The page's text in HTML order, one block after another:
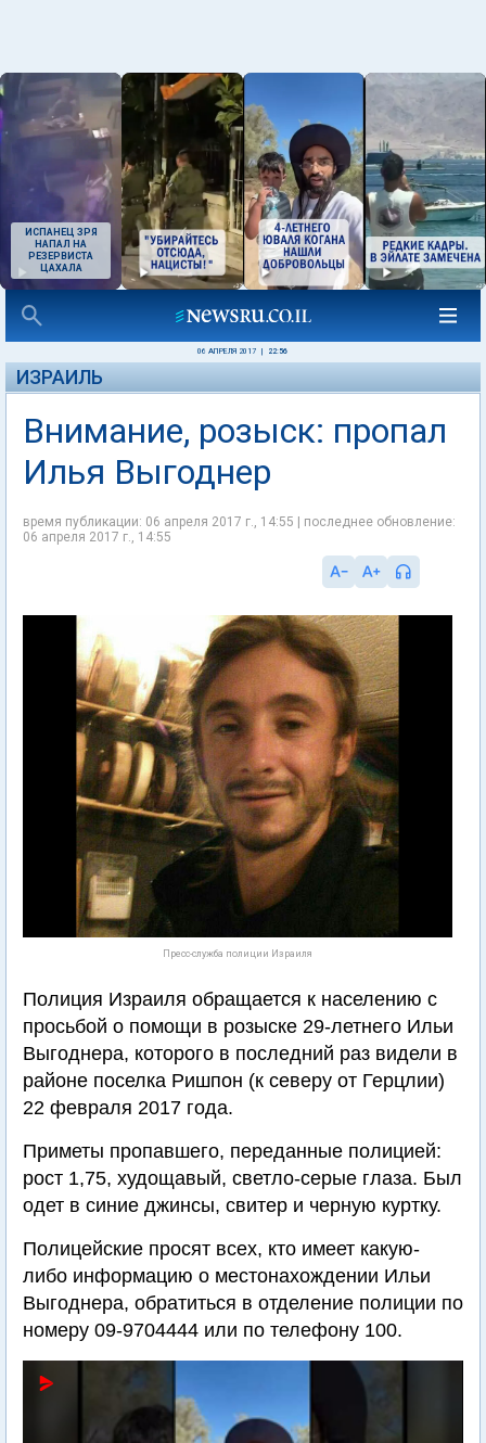
ИСПАНЕЦ ЗРЯ
НАПАЛ НА
РЕЗЕРВИСТА
ЦАХАЛА
06 АПРЕЛЯ 2017 22:56
ИЗРАИЛЬ
Внимание, розыск: пропал
Илья Выгоднер
время публикации: 06 апреля 2017 г., 14:55 | последнее обновление:
06 апреля 2017 г., 14:55
Пресс-служба полиции Израиля
Полиция Израиля обращается к населению с
просьбой о помощи в розыске 29-летнего Ильи
Выгоднера, которого в последний раз видели в
районе поселка Ришпон (к северу от Герцлии)
22 февраля 2017 года.
Приметы пропавшего, переданные полицией:
рост 1,75, худощавый, светло-серые глаза. Был
одет в синие джинсы, свитер и черную куртку.
Полицейские просят всех, кто имеет какую-
либо информацию о местонахождении Ильи
Выгоднера, обратиться в отделение полиции по
номеру 09-9704444 или по телефону 100.